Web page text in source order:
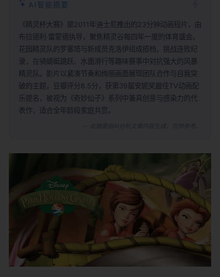
AI智能摘要
《精灵杯大赛》是2011年迪士尼推出的23分钟动画短片，由
布拉德利·雷蒙德执导，聚焦精灵谷每四年一度的体育盛会。
花园精灵队的罗塞塔与新成员克洛伊组成搭档，挑战连败纪
录，在骑蜻蜓跳跃、水面滑行等趣味赛事中对抗强大的风暴
精灵队。影片以紧凑节奏和绚丽画面展现团队合作与自我突
破的主题，豆瓣评分8.5分，获第39届安妮奖最佳TV动画配
乐提名，被视为《奇妙仙子》系列中兼具创意与感染力的代
表作，适合全年龄段家庭共赏。